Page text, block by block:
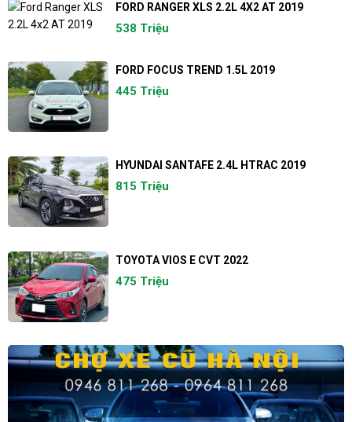
FORD RANGER XLS 2.2L 4X2 AT 2019
538 Triệu
FORD FOCUS TREND 1.5L 2019
445 Triệu
HYUNDAI SANTAFE 2.4L HTRAC 2019
815 Triệu
TOYOTA VIOS E CVT 2022
475 Triệu